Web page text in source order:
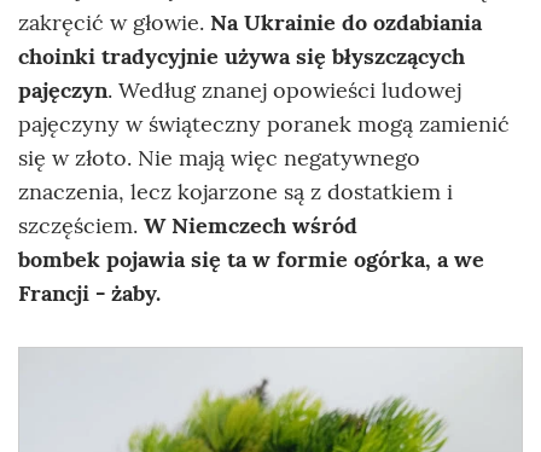
zakręcić w głowie. Na Ukrainie do ozdabiania
choinki tradycyjnie używa się błyszczących
pajęczyn. Według znanej opowieści ludowej
pajęczyny w świąteczny poranek mogą zamienić
się w złoto. Nie mają więc negatywnego
znaczenia, lecz kojarzone są z dostatkiem i
szczęściem. W Niemczech wśród
bombek pojawia się ta w formie ogórka, a we
Francji - żaby.